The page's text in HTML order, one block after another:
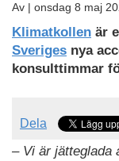
Av | onsdag 8 maj
Klimatkollen är
Sveriges nya
konsulttimmar
Dela
– Vi är jätteglada